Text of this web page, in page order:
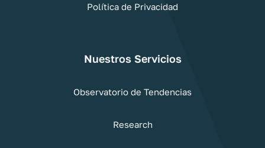
Política de Privacidad
Nuestros Servicios
Observatorio de Tendencias
Research